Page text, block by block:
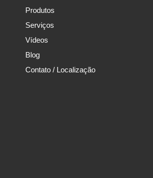
Produtos
Serviços
Vídeos
Blog
Contato / Localização